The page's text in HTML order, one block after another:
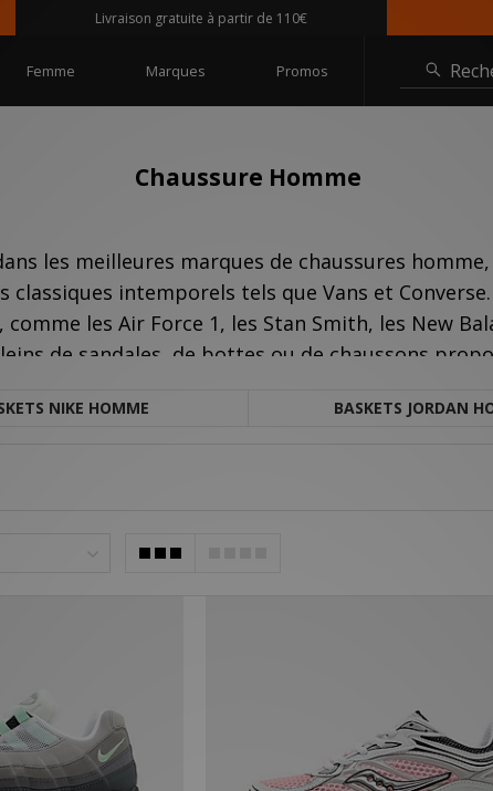
Livraison gratuite à partir de 110€
Femme Marques Promos
Chaussure Homme
les meilleures marques de chaussures
classiques intemporels tels que Vans et
les Air Force 1, les Stan Smith, les New
de sandales, de bottes ou de chaussons
NIKE HOMME BASKETS JORDAN